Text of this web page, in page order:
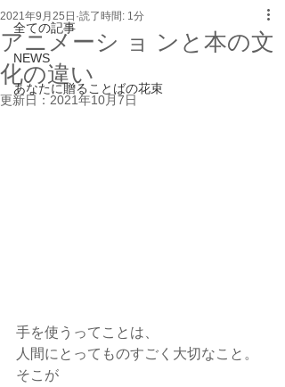
全ての記事
NEWS
あなたに贈ることばの花束
アニメーシ ョ ンと本の文
化の違い
2021年9月25日 読了時間: 1分
更新日： 2021年10月7日
手を使うってことは、
人間にとってものすごく大切なこと。
そこが